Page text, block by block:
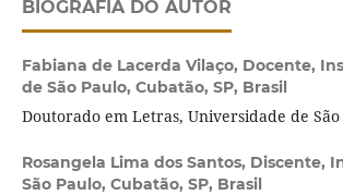
BIOGRAFIA DO AUTOR
Fabiana de Lacerda Vilaço, Docente,
de São Paulo, Cubatão, SP, Brasil
Doutorado em Letras, Universidade de São
Rosangela Lima dos Santos, Discente,
São Paulo, Cubatão, SP, Brasil